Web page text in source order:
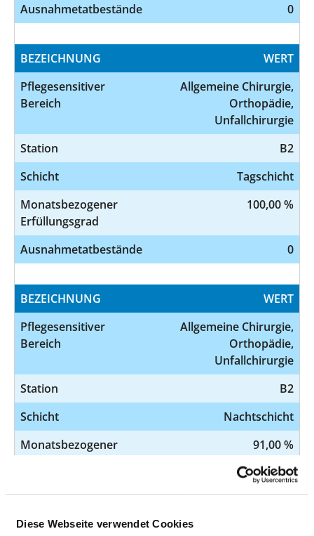
Diese Webseite verwendet Cookies
Ausnahmetatbestände 0
BEZEICHNUNG
WERT
Pflegesensitiver
Bereich
Allgemeine Chirurgie,
Orthopädie,
Unfallchirurgie
Station
B2
Schicht
Tagschicht
Monatsbezogener
Erfüllungsgrad
100,00 %
Ausnahmetatbestände 0
BEZEICHNUNG
WERT
Pflegesensitiver
Bereich
Allgemeine Chirurgie,
Orthopädie,
Unfallchirurgie
Station
B2
Schicht
Nachtschicht
Monatsbezogener
91,00 %